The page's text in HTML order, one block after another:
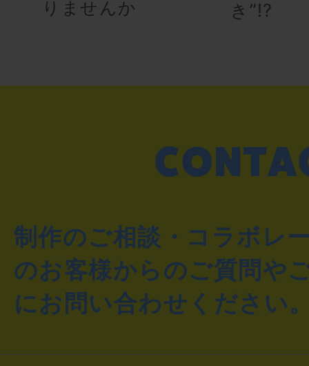
りませんか
き”!?
制作のご相談・コラボレ
のお客様からのご質問や
にお問い合わせください